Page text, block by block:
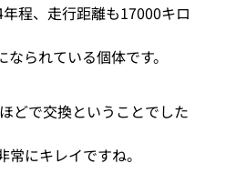
程、走行距離も17000キロ
られている個体です。
どで交換ということでした
にキレイですね。